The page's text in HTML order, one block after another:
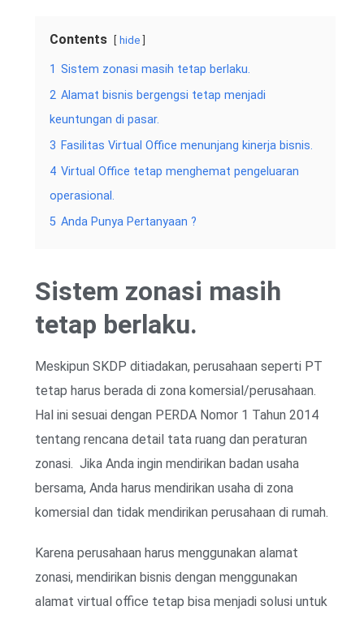
Contents hide
1 Sistem zonasi masih tetap berlaku.
2 Alamat bisnis bergengsi tetap menjadi
keuntungan di pasar.
3 Fasilitas Virtual Office menunjang kinerja bisnis.
4 Virtual Office tetap menghemat pengeluaran
operasional.
5 Anda Punya Pertanyaan ?
Sistem zonasi masih
tetap berlaku.
Meskipun SKDP ditiadakan, perusahaan seperti PT
tetap harus berada di zona komersial/perusahaan.
Hal ini sesuai dengan PERDA Nomor 1 Tahun 2014
tentang rencana detail tata ruang dan peraturan
zonasi. Jika Anda ingin mendirikan badan usaha
bersama, Anda harus mendirikan usaha di zona
komersial dan tidak mendirikan perusahaan di rumah.
Karena perusahaan harus menggunakan alamat
zonasi, mendirikan bisnis dengan menggunakan
alamat virtual office tetap bisa menjadi solusi untuk